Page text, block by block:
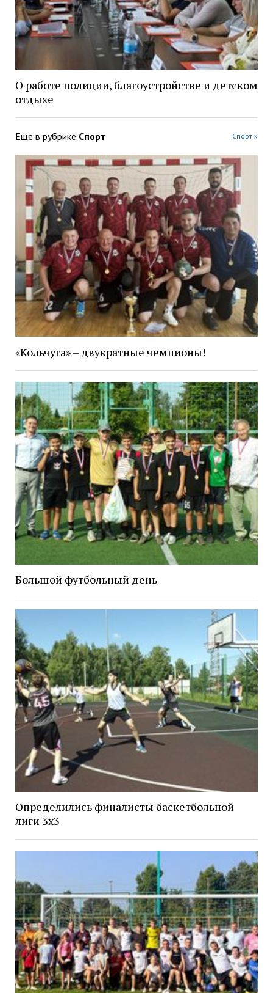
О работе полиции, благоустройстве и детском
отдыхе
Еще в рубрике Спорт Спорт »
«Кольчуга» – двукратные чемпионы!
Большой футбольный день
Определились финалисты баскетбольной
лиги 3х3